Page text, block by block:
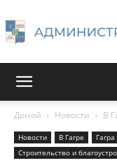
Домой Новости В
Новости В Гагре
Строительство и